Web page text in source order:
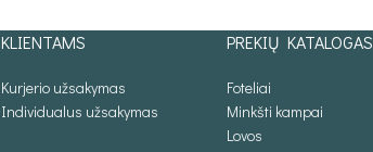
KLIENTAMS
Kurjerio užsakymas
Individualus užsakymas
PREKIŲ KATALOGAS
Foteliai
Minkšti kampai
Lovos